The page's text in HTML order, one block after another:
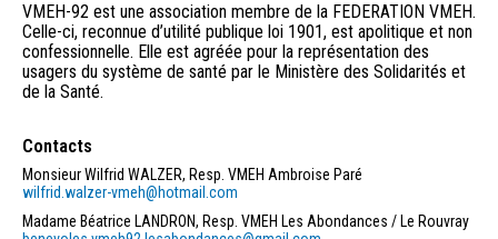
VMEH-92 est une association membre de la FEDERATION VMEH.
Celle-ci, reconnue d’utilité publique loi 1901, est apolitique et non
confessionnelle. Elle est agréée pour la représentation des
usagers du système de santé par le Ministère des Solidarités et
Contacts
Monsieur Wilfrid WALZER, Resp. VMEH Ambroise Paré
wilfrid.walzer-vmeh@hotmail.com
Madame Béatrice LANDRON, Resp. VMEH Les Abondances / Le Rouvray